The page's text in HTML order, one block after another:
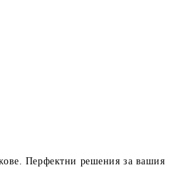
Перфектни решения за вашия